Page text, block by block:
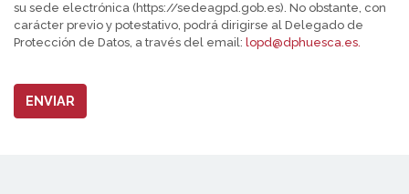
su sede electrónica (https://sedeagpd.gob.es). No obstante, con
carácter previo y potestativo, podrá dirigirse al Delegado de
Protección de Datos, a través del email: lopd@dphuesca.es.
ENVIAR